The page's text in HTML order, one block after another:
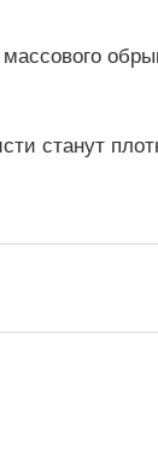
станут